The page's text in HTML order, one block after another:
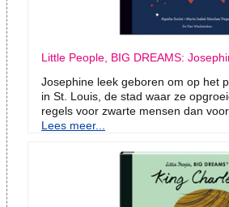
Little People, BIG DREAMS:
Josephine leek geboren om op het
in St. Louis, de stad waar ze
regels voor zwarte mensen dan
Lees meer...